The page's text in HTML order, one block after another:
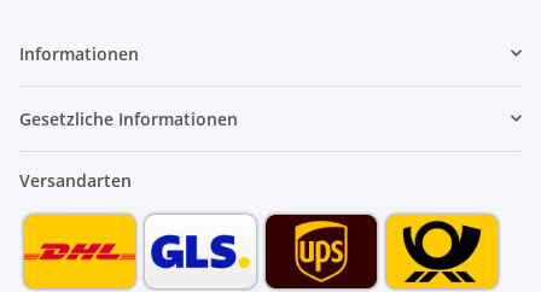
Informationen
Gesetzliche Informationen
Versandarten